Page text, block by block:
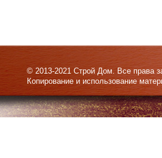
© 2013-2021 Строй Дом. Все права
Копирование и использование